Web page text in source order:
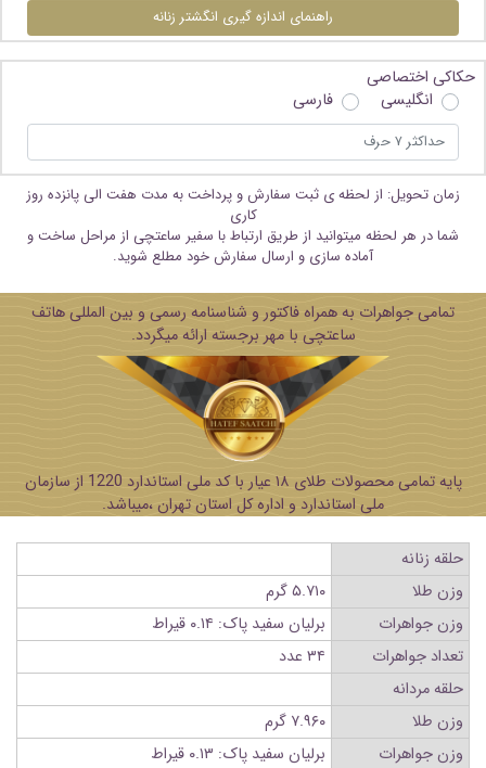
راهنمای اندازه گیری انگشتر زنانه
حکاکی اختصاصی
انگلیسی
فارسی
زمان تحویل: از لحظه ی ثبت سفارش و پرداخت به مدت هفت الی پانزده روز
کاری
شما در هر لحظه میتوانید از طریق ارتباط با سفیر ساعتچی از مراحل ساخت و
آماده سازی و ارسال سفارش خود مطلع شوید.
تمامی جواهرات به همراه فاکتور و شناسنامه رسمی و بین المللی هاتف
ساعتچی با مهر برجسته ارائه میگردد.
پایه تمامی محصولات طلای ۱۸ عیار با کد ملی استاندارد 1220 از سازمان
ملی استاندارد و اداره کل استان تهران ،میباشد.
حلقه زنانه
وزن طلا
۵.۷۱۰ گرم
وزن جواهرات
برلیان سفید پاک: ۰.۱۴ قیراط
تعداد جواهرات
۳۴ عدد
حلقه مردانه
وزن طلا
۷.۹۶۰ گرم
وزن جواهرات
برلیان سفید پاک: ۰.۱۳ قیراط